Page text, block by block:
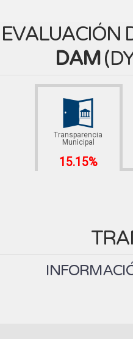
EVALUACIÓN
DAM(
Transparencia
Municipal
15.15%